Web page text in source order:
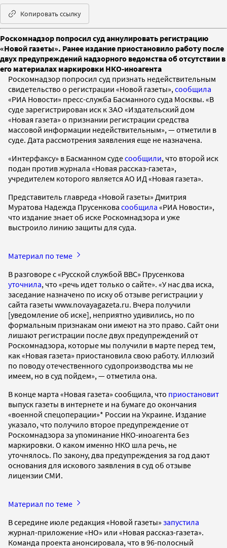
Копировать ссылку
Роскомнадзор попросил суд аннулировать регистрацию
«Новой газеты». Ранее издание приостановило работу после
двух предупреждений надзорного ведомства об отсутствии в
его материалах маркировки НКО-иноагента
Роскомнадзор попросил суд признать недействительным
свидетельство о регистрации «Новой газеты», сообщила
«РИА Новости» пресс-служба Басманного суда Москвы. «В
суде зарегистрирован иск к ЗАО «Издательский дом
«Новая газета» о признании регистрации средства
массовой информации недействительным», — отметили в
суде. Дата рассмотрения заявления еще не назначена.
«Интерфаксу» в Басманном судесообщили, что второй иск
подан против журнала «Новая рассказ-газета»,
учредителем которого является АО ИД «Новая газета».
Представитель главреда «Новой газеты» Дмитрия
Муратова Надежда Прусенкова сообщила «РИА Новости»,
что издание знает об иске Роскомнадзора и уже
выстроило линию защиты для суда.
Материал по теме
В разговоре с «Русской службой BBC» Прусенкова
уточнила, что «речь идет только о сайте». «У нас два иска,
заседание назначено по иску об отзыве регистрации у
сайта газеты www.novayagazeta.ru. Вчера получили
[уведомление об иске], неприятно удивились, но по
формальным признакам они имеют на это право. Сайт они
лишают регистрации после двух предупреждений от
Роскомнадзора, которые мы получили в марте перед тем,
как «Новая газета» приостановила свою работу. Иллюзий
по поводу отечественного судопроизводства мы не
имеем, но в суд пойдем», — отметила она.
В конце марта «Новая газета» сообщила, что приостановит
выпуск газеты в интернете и на бумаге до окончания
«военной спецоперации»* России на Украине. Издание
указало, что получило второе предупреждение от
Роскомнадзора за упоминание НКО-иноагента без
маркировки. О каком именно НКО шла речь, не
уточнялось. По закону, два предупреждения за год дают
основания для искового заявления в суд об отзыве
лицензии СМИ.
Материал по теме
В середине июле редакция «Новой газеты» запустила
журнал-приложение «НО» или «Новая рассказ-газета».
Команда проекта анонсировала, что в 96-полосный